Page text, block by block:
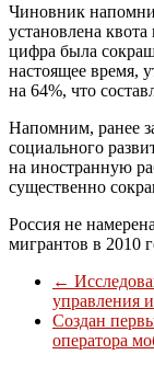
Чиновник
установлена
цифра была
настоящее время,
на 64%, что
Напомним, ранее
социального
на иностранную
существенно
Россия не
мигрантов в 2010
←
управления
Создан
оператора